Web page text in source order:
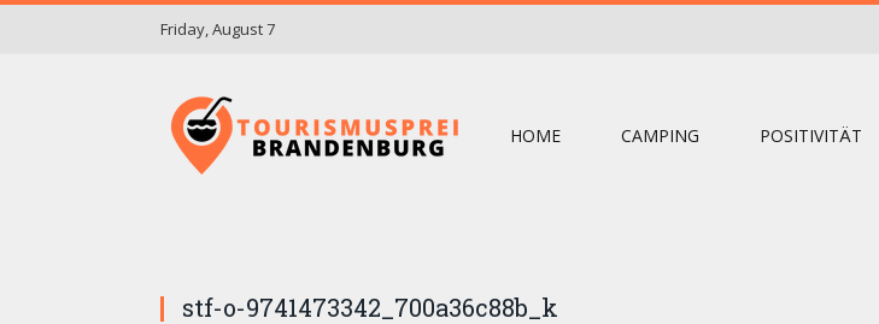
Friday, August 7
HOME CAMPING POSITIVITÄT
stf-o-9741473342_700a36c88b_k